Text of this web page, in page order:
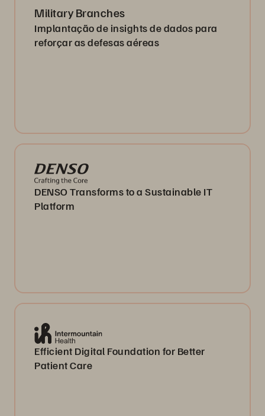
Military Branches
Implantação de insights de dados para
reforçar as defesas aéreas
DENSO Transforms to a Sustainable IT
Platform
Efficient Digital Foundation for Better
Patient Care